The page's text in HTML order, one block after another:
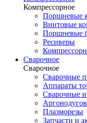
Компрессорное
Поршневые
Винтовые
Поршневые
Ресиверы
Сварочное
Сварочное
Сварочные
Аппараты
Сварочные
Плазморезы
Запчасти и